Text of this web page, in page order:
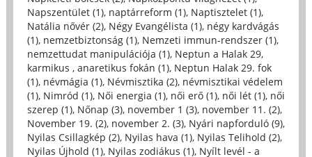
Napszentület (1), naptárreform (1), Naptisztelet (1),
Natália nővér (2), Négy Evangélista (1), négy kardvágás
(1), nemzetbiztonság (1), Nemzeti immun-rendszer (1),
nemzettudat manipulációja (1), Neptun a Halak 29,
karmikus , anaretikus fokán (1), Neptun Halak 29. fok
(1), névmágia (1), Névmisztika (2), névmisztikai védelem
(1), Nimród (1), Női energia (1), női erő (1), női lét (1), női
szerep (1), Nőnap (3), november 1 (3), november 11. (2),
November 19. (2), november 2. (3), Nyári napforduló (9),
Nyilas Csillagkép (2), Nyilas hava (1), Nyilas Telihold (2),
Nyilas Újhold (1), Nyilas zodiákus (1), Nyílt levél - a